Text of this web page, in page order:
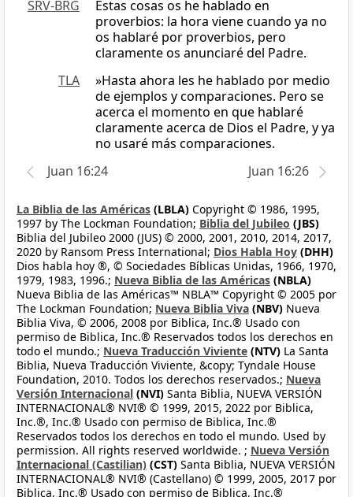
SRV-BRG
Estas cosas os he hablado en
proverbios: la hora viene cuando ya no
os hablaré por proverbios, pero
claramente os anunciaré del Padre.
TLA
»Hasta ahora les he hablado por medio
de ejemplos y comparaciones. Pero se
acerca el momento en que hablaré
claramente acerca de Dios el Padre, y ya
no usaré más comparaciones.
Juan 16:24
Juan 16:26
La Biblia de las Américas (LBLA) Copyright © 1986, 1995,
1997 by The Lockman Foundation; Biblia del Jubileo (JBS)
Biblia del Jubileo 2000 (JUS) © 2000, 2001, 2010, 2014, 2017,
2020 by Ransom Press International; Dios Habla Hoy (DHH)
Dios habla hoy ®, © Sociedades Bíblicas Unidas, 1966, 1970,
1979, 1983, 1996.; Nueva Biblia de las Américas (NBLA)
Nueva Biblia de las Américas™ NBLA™ Copyright © 2005 por
The Lockman Foundation; Nueva Biblia Viva (NBV) Nueva
Biblia Viva, © 2006, 2008 por Biblica, Inc.® Usado con
permiso de Biblica, Inc.® Reservados todos los derechos en
todo el mundo.; Nueva Traducción Viviente (NTV) La Santa
Biblia, Nueva Traducción Viviente, &copy; Tyndale House
Foundation, 2010. Todos los derechos reservados.; Nueva
Versión Internacional (NVI) Santa Biblia, NUEVA VERSIÓN
INTERNACIONAL® NVI® © 1999, 2015, 2022 por Biblica,
Inc.®, Inc.® Usado con permiso de Biblica, Inc.®
Reservados todos los derechos en todo el mundo. Used by
permission. All rights reserved worldwide. ; Nueva Versión
Internacional (Castilian) (CST) Santa Biblia, NUEVA VERSIÓN
INTERNACIONAL® NVI® (Castellano) © 1999, 2005, 2017 por
Biblica, Inc.® Usado con permiso de Biblica, Inc.®